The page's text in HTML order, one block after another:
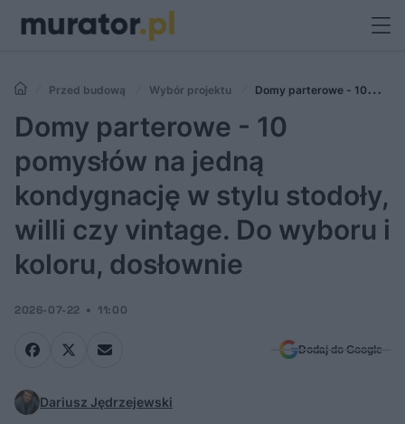
Przed budową Wybór projektu
Domy parterowe - 10
pomysłów na jedną kondygnację w stylu stodoły, willi czy vintage. Do
wyboru i koloru, dosłownie
Domy parterowe - 10
pomysłów na jedną
kondygnację w stylu stodoły,
willi czy vintage. Do wyboru i
koloru, dosłownie
2026-07-22 11:00
Dodaj do Google
Dariusz Jędrzejewski